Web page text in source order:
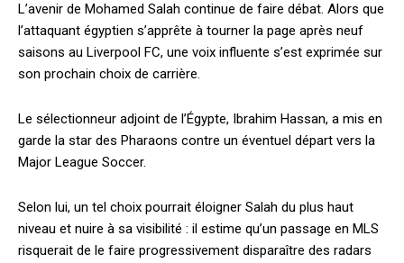
L’avenir de Mohamed Salah continue de faire débat. Alors que
l’attaquant égyptien s’apprête à tourner la page après neuf
saisons au Liverpool FC, une voix influente s’est exprimée sur
son prochain choix de carrière.
Le sélectionneur adjoint de l’Égypte, Ibrahim Hassan, a mis en
garde la star des Pharaons contre un éventuel départ vers la
Major League Soccer.
Selon lui, un tel choix pourrait éloigner Salah du plus haut
niveau et nuire à sa visibilité : il estime qu’un passage en MLS
risquerait de le faire progressivement disparaître des radars